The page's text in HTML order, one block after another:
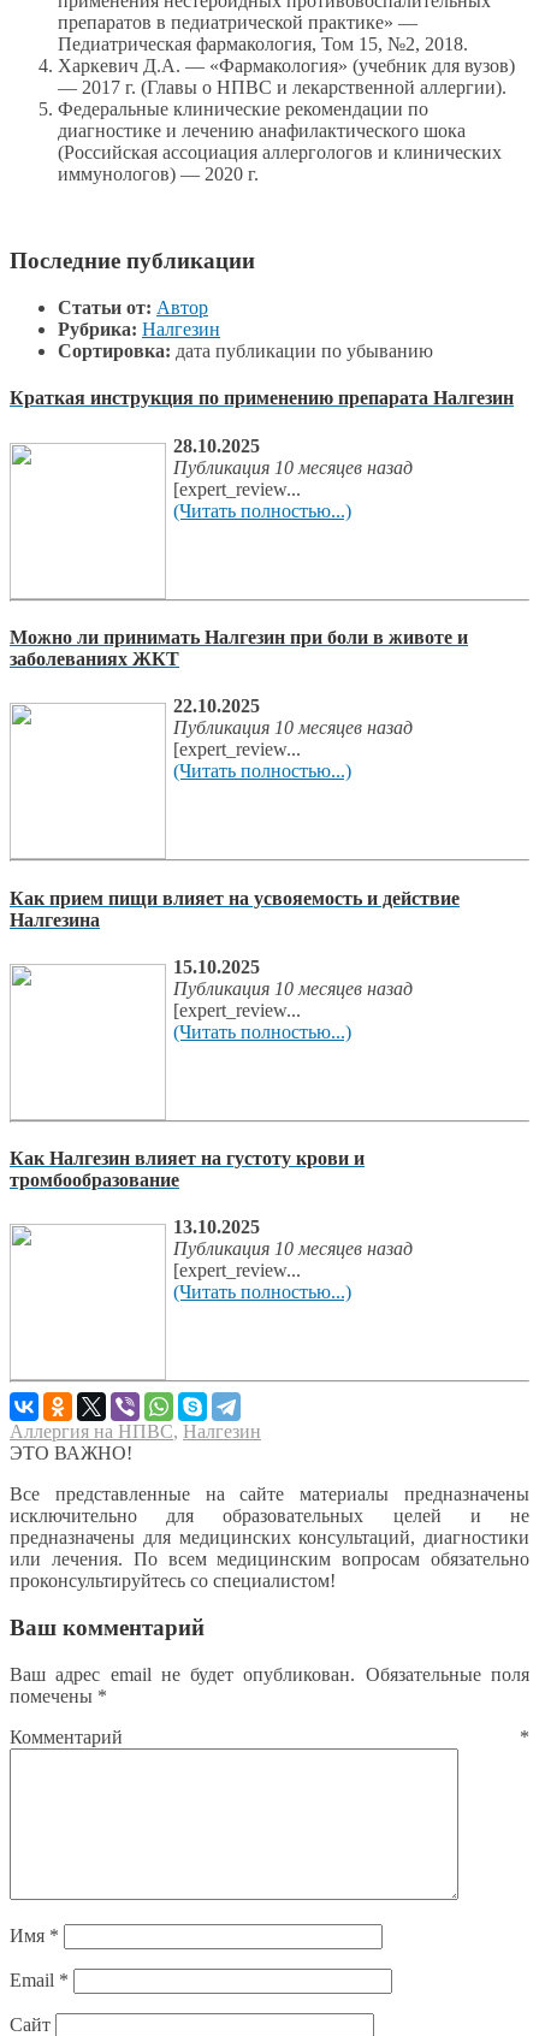
препаратов в педиатрической практике» —
Педиатрическая фармакология, Том 15, №2, 2018.
Харкевич Д.А. — «Фармакология» (учебник для вузов)
— 2017 г. (Главы о НПВС и лекарственной аллергии).
Федеральные клинические рекомендации по
диагностике и лечению анафилактического шока
(Российская ассоциация аллергологов и клинических
иммунологов) — 2020 г.
Последние публикации
Статьи от: Автор
Рубрика: Налгезин
Сортировка: дата публикации по убыванию
Краткая инструкция по применению препарата Налгезин
28.10.2025
Публикация 10 месяцев назад
[expert_review...
(Читать полностью...)
Можно ли принимать Налгезин при боли в животе и
заболеваниях ЖКТ
22.10.2025
Публикация 10 месяцев назад
[expert_review...
(Читать полностью...)
Как прием пищи влияет на усвояемость и действие
Налгезина
15.10.2025
Публикация 10 месяцев назад
[expert_review...
(Читать полностью...)
Как Налгезин влияет на густоту крови и
тромбообразование
13.10.2025
Публикация 10 месяцев назад
[expert_review...
(Читать полностью...)
Аллергия на НПВС, Налгезин
ЭТО ВАЖНО!
Все представленные на сайте материалы предназначены
исключительно для образовательных целей и не
предназначены для медицинских консультаций, диагностики
или лечения. По всем медицинским вопросам обязательно
проконсультируйтесь со специалистом!
Ваш комментарий
Ваш адрес email не будет опубликован. Обязательные поля
помечены *
Комментарий *
Имя *
Email *
Сайт